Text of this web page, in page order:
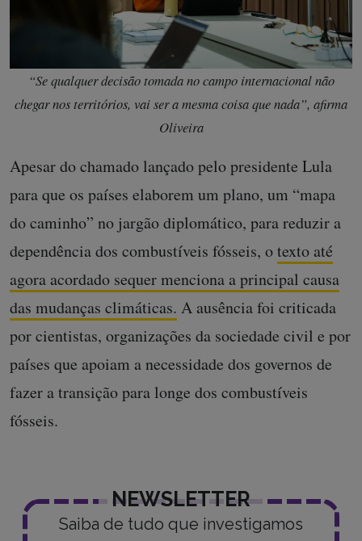
“Se qualquer decisão tomada no campo internacional não
chegar nos territórios, vai ser a mesma coisa que nada”, afirma
Oliveira
Apesar do chamado lançado pelo presidente Lula
para que os países elaborem um plano, um “mapa
do caminho” no jargão diplomático, para reduzir a
dependência dos combustíveis fósseis, otexto até
agora acordado sequer menciona a principal causa
das mudanças climáticas. A ausência foi criticada
por cientistas, organizações da sociedade civil e por
países que apoiam a necessidade dos governos de
fazer a transição para longe dos combustíveis
fósseis.
NEWSLETTER
Saiba de tudo que investigamos